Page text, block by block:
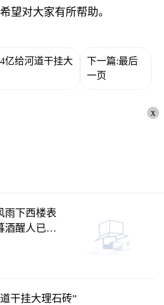
望对大家有所帮助。
亿给河道干挂大
下一篇:最后
一页
x
雨下西楼表
酒醒人已远
干挂大理石砖”